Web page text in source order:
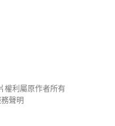
權利屬原作者所有
務聲明